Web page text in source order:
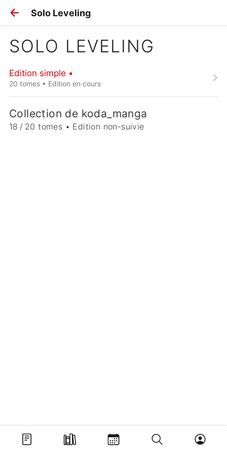
Solo Leveling
SOLO LEVELING
Edition simple •
20 tomes • Edition en cours
Collection de koda_manga
18 / 20 tomes • Edition non-suivie